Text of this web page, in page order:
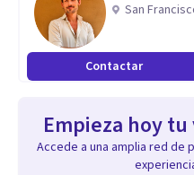
San
Contactar
Empieza hoy
Accede a una amplia red de